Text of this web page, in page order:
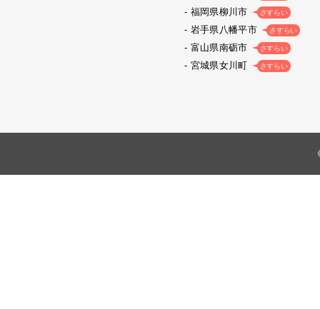
福岡県柳川市 さすらい
岩手県八幡平市 さすらい
富山県南砺市 さすらい
宮城県女川町 さすらい